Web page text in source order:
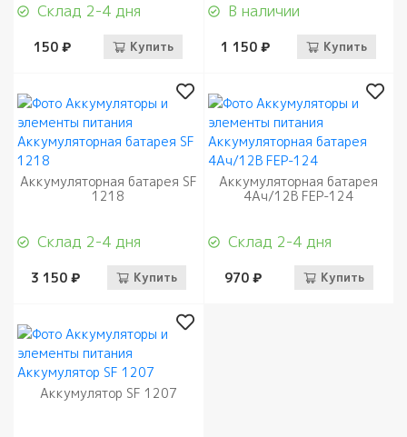
Склад 2-4 дня
150 ₽ Купить
В наличии
1 150 ₽ Купить
Аккумуляторная батарея SF
1218
Склад 2-4 дня
3 150 ₽ Купить
Аккумуляторная батарея
4Aч/12В FEP-124
Склад 2-4 дня
970 ₽ Купить
Аккумулятор SF 1207